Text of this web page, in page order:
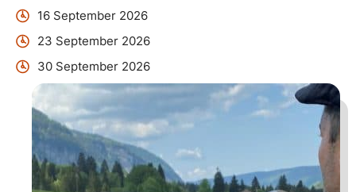
16 September 2026
23 September 2026
30 September 2026